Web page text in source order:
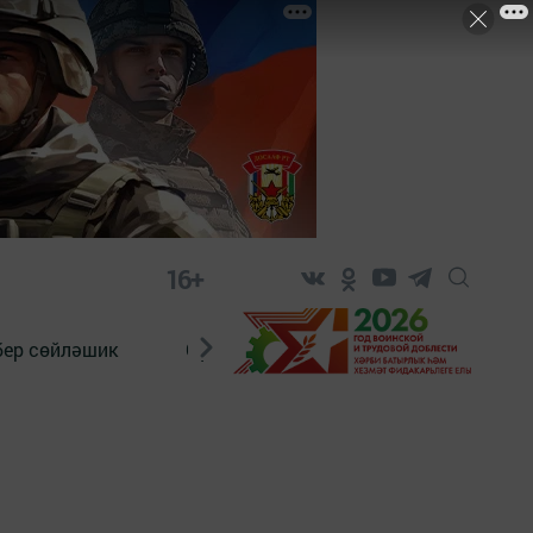
16+
сөйләшик Сүз тарихы Яшь хәбәрче